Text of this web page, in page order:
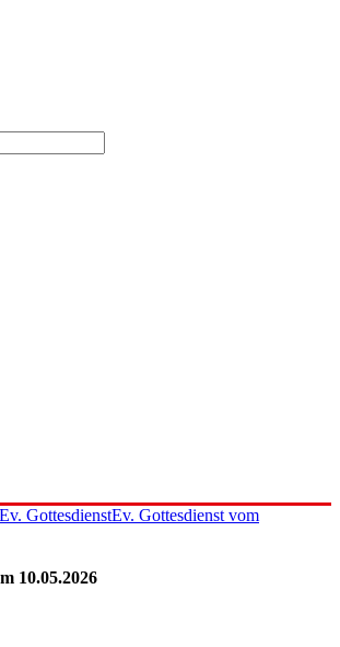
Ev. GottesdienstEv. Gottesdienst vom
10.05.2026